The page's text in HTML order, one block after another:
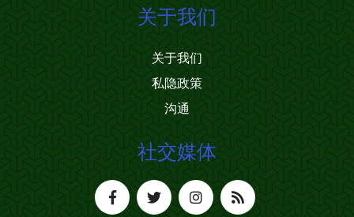
关于我们
关于我们
私隐政策
沟通
社交媒体